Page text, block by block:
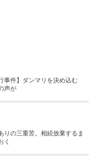
事件】ダンマリを決め込む
声が
りの三重苦。相続放棄するま
く